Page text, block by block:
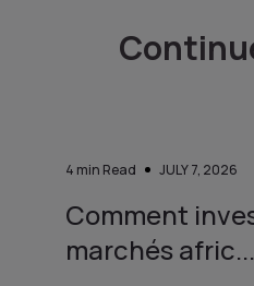
4 min Read JULY 7, 2026
Comment
marchés afric...